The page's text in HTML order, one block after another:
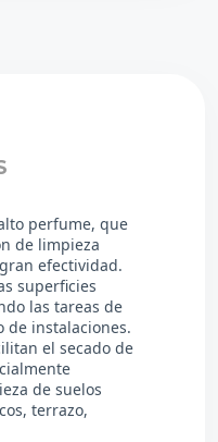
perfume, que
de limpieza
efectividad.
superficies
las tareas de
de instalaciones.
el secado de
de suelos
terrazo,